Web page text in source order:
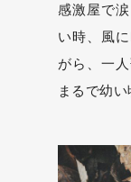
感激屋で
い時、風
がら、一
まるで幼い